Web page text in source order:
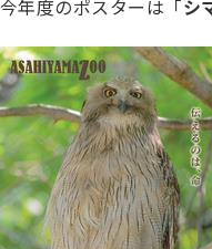
今年度のポスターは「シ